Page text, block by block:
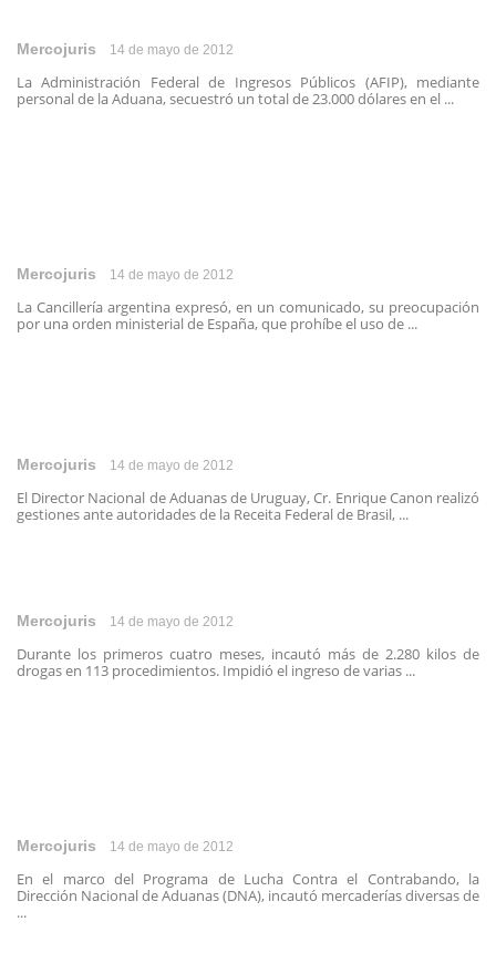
Mercojuris 14 de mayo de 2012
La Administración Federal de Ingresos Públicos (AFIP), mediante
personal de la Aduana, secuestró un total de 23.000 dólares en el ...
Mercojuris 14 de mayo de 2012
La Cancillería argentina expresó, en un comunicado, su preocupación
por una orden ministerial de España, que prohíbe el uso de ...
Mercojuris 14 de mayo de 2012
El Director Nacional de Aduanas de Uruguay, Cr. Enrique Canon realizó
gestiones ante autoridades de la Receita Federal de Brasil, ...
Mercojuris 14 de mayo de 2012
Durante los primeros cuatro meses, incautó más de 2.280 kilos de
drogas en 113 procedimientos. Impidió el ingreso de varias ...
Mercojuris 14 de mayo de 2012
En el marco del Programa de Lucha Contra el Contrabando, la
Dirección Nacional de Aduanas (DNA), incautó mercaderías diversas de
...